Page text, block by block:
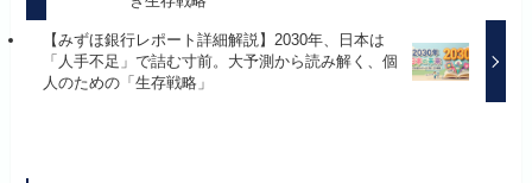
【みずほ銀行レポート詳細解説】2030年、日本は
「人手不足」で詰む寸前。大予測から読み解く、個
人のための「生存戦略」